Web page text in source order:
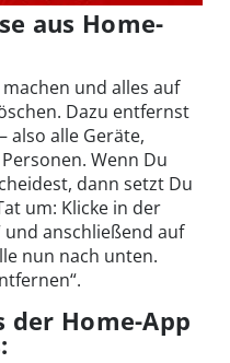
aus Home-
und alles auf
Dazu entfernst
also alle Geräte,
Wenn Du
dann setzt Du
um: Klicke in der
und anschließend auf
nun nach unten.
der Home-App